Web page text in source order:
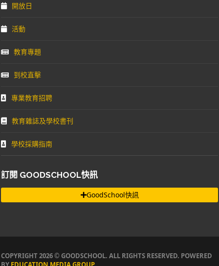
開放日
活動
教育專題
到校直擊
專業教育招聘
教育雜誌及學校書刊
學校採購指南
訂閱 GOODSCHOOL快訊
GoodSchool快訊
COPYRIGHT 2026 © GOODSCHOOL. ALL RIGHTS RESERVED. POWERED